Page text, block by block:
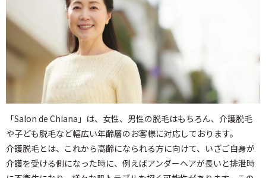
「Salon de Chiana」は、女性、男性の脱毛はもちろん、介護脱毛
や子ども脱毛など幅広い年齢層のお客様に対応しております。
介護脱毛とは、これから高齢になられる方に向けて、いざご自身が
介護を受ける側になった時に、例えばアンダーヘアが長いと排泄時